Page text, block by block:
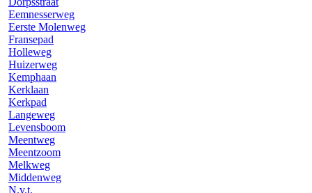
Eemnesserweg
Eerste Molenweg
Fransepad
Holleweg
Huizerweg
Kemphaan
Kerklaan
Kerkpad
Langeweg
Levensboom
Meentweg
Meentzoom
Melkweg
Middenweg
N.v.t.